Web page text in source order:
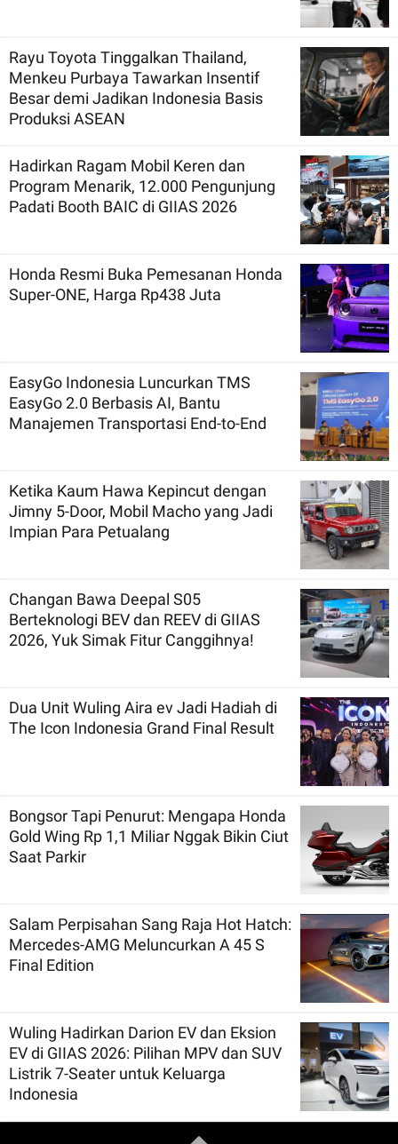
Rayu Toyota Tinggalkan Thailand,
Menkeu Purbaya Tawarkan Insentif
Besar demi Jadikan Indonesia Basis
Produksi ASEAN
Hadirkan Ragam Mobil Keren dan
Program Menarik, 12.000 Pengunjung
Padati Booth BAIC di GIIAS 2026
Honda Resmi Buka Pemesanan Honda
Super-ONE, Harga Rp438 Juta
EasyGo Indonesia Luncurkan TMS
EasyGo 2.0 Berbasis AI, Bantu
Manajemen Transportasi End-to-End
Ketika Kaum Hawa Kepincut dengan
Jimny 5-Door, Mobil Macho yang Jadi
Impian Para Petualang
Changan Bawa Deepal S05
Berteknologi BEV dan REEV di GIIAS
2026, Yuk Simak Fitur Canggihnya!
Dua Unit Wuling Aira ev Jadi Hadiah di
The Icon Indonesia Grand Final Result
Bongsor Tapi Penurut: Mengapa Honda
Gold Wing Rp 1,1 Miliar Nggak Bikin Ciut
Saat Parkir
Salam Perpisahan Sang Raja Hot Hatch:
Mercedes-AMG Meluncurkan A 45 S
Final Edition
Wuling Hadirkan Darion EV dan Eksion
EV di GIIAS 2026: Pilihan MPV dan SUV
Listrik 7-Seater untuk Keluarga
Indonesia